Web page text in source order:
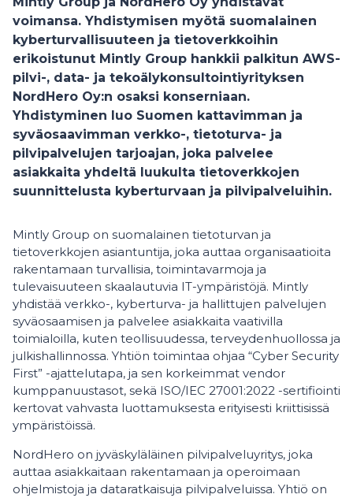
voimansa. Yhdistymisen myötä suomalainen
kyberturvallisuuteen ja tietoverkkoihin
erikoistunut Mintly Group hankkii palkitun AWS-
pilvi-, data- ja tekoälykonsultointiyrityksen
NordHero Oy:n osaksi konserniaan.
Yhdistyminen luo Suomen kattavimman ja
syväosaavimman verkko-, tietoturva- ja
pilvipalvelujen tarjoajan, joka palvelee
asiakkaita yhdeltä luukulta tietoverkkojen
suunnittelusta kyberturvaan ja pilvipalveluihin.
Mintly Group on suomalainen tietoturvan ja
tietoverkkojen asiantuntija, joka auttaa organisaatioita
rakentamaan turvallisia, toimintavarmoja ja
tulevaisuuteen skaalautuvia IT-ympäristöjä. Mintly
yhdistää verkko-, kyberturva- ja hallittujen palvelujen
syväosaamisen ja palvelee asiakkaita vaativilla
toimialoilla, kuten teollisuudessa, terveydenhuollossa ja
julkishallinnossa. Yhtiön toimintaa ohjaa “Cyber Security
First” -ajattelutapa, ja sen korkeimmat vendor
kumppanuustasot, sekä ISO/IEC 27001:2022 -sertifiointi
kertovat vahvasta luottamuksesta erityisesti kriittisissä
ympäristöissä.
NordHero on jyväskyläläinen pilvipalveluyritys, joka
auttaa asiakkaitaan rakentamaan ja operoimaan
ohjelmistoja ja dataratkaisuja pilvipalveluissa. Yhtiö on